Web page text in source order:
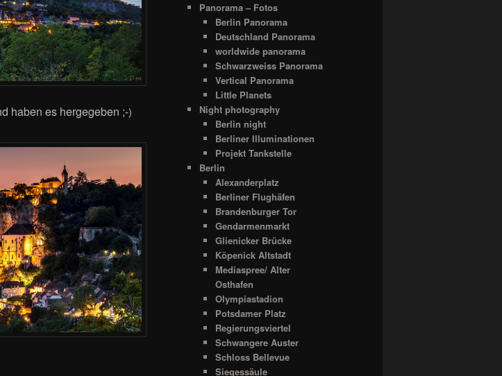
haben es hergegeben ;-)
Panorama – Fotos
Berlin Panorama
Deutschland Panorama
worldwide panorama
Schwarzweiss Panorama
Vertical Panorama
Little Planets
Night photography
Berlin night
Berliner Illuminationen
Projekt Tankstelle
Berlin
Alexanderplatz
Berliner Flughäfen
Brandenburger Tor
Gendarmenmarkt
Glienicker Brücke
Köpenick Altstadt
Mediaspree/ Alter
Osthafen
Olympiastadion
Potsdamer Platz
Regierungsviertel
Schwangere Auster
Schloss Bellevue
Siegessäule